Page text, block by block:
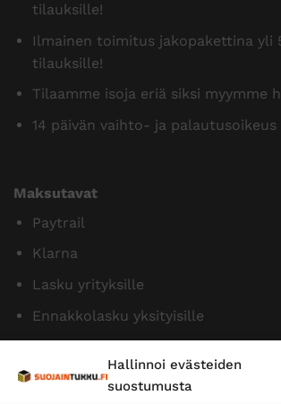
Hallinnoi evästeiden
suostumusta
tilauksille!
Ilmainen toimitus jakopakettina yli
tilauksille!
Tilaamme isoja eriä siksi myymme
14 päivän vaihto- ja
Maksutavat
Paytrail
Klarna
Lasku yrityksille
Ennakkolasku yksityisille